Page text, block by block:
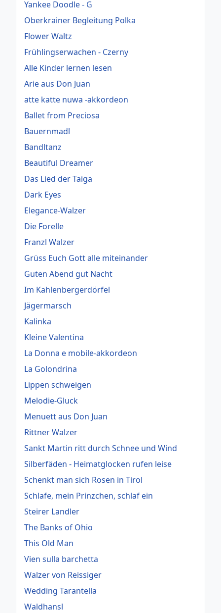
Yankee Doodle - G
Oberkrainer Begleitung Polka
Flower Waltz
Frühlingserwachen - Czerny
Alle Kinder lernen lesen
Arie aus Don Juan
atte katte nuwa -akkordeon
Ballet from Preciosa
Bauernmadl
Bandltanz
Beautiful Dreamer
Das Lied der Taiga
Dark Eyes
Elegance-Walzer
Die Forelle
Franzl Walzer
Grüss Euch Gott alle miteinander
Guten Abend gut Nacht
Im Kahlenbergerdörfel
Jägermarsch
Kalinka
Kleine Valentina
La Donna e mobile-akkordeon
La Golondrina
Lippen schweigen
Melodie-Gluck
Menuett aus Don Juan
Rittner Walzer
Sankt Martin ritt durch Schnee und Wind
Silberfäden - Heimatglocken rufen leise
Schenkt man sich Rosen in Tirol
Schlafe, mein Prinzchen, schlaf ein
Steirer Landler
The Banks of Ohio
This Old Man
Vien sulla barchetta
Walzer von Reissiger
Wedding Tarantella
Waldhansl